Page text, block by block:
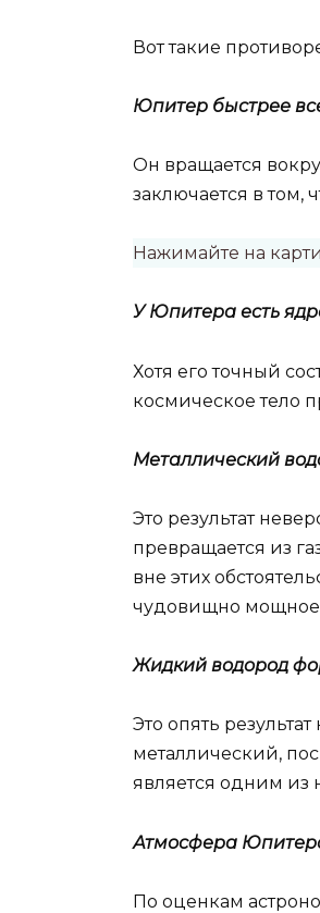
Вот такие
Юпитер быстрее
Он вращается
заключается в том,
Нажимайте на
У Юпитера есть
Хотя его точный
космическое тело
Металлический
Это результат
превращается из
вне этих
чудовищно мощное
Жидкий водород
Это опять
металлический,
является одним из
Атмосфера
По оценкам